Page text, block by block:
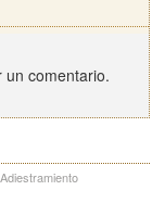
comentario.
Adiestramiento